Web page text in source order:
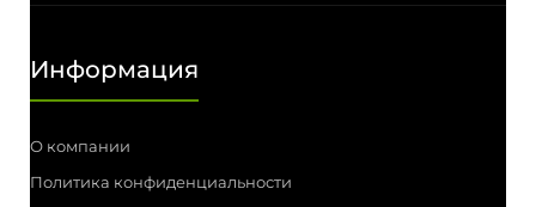
Информация
О компании
Политика конфиденциальности